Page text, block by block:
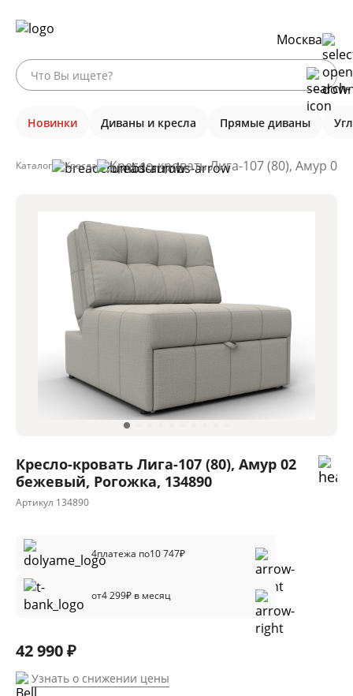
Москва
Новинки Диваны и кресла Прямые диваны
Каталог Кресла Кресло-кровать Лига-107 (80), Амур
Кресло-кровать Лига-107 (80), Амур 02
бежевый, Рогожка, 134890
Артикул 134890
4платежа по10 747₽
от4 299₽ в месяц
42 990 ₽
Узнать о снижении цены